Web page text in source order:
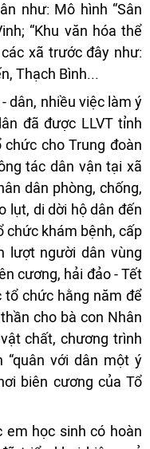
như: Mô hình “Sân
“Khu văn hóa thể
xã trước đây như:
Thạch Bình...
dân, nhiều việc làm ý
đã được LLVT tỉnh
cho Trung đoàn
tác dân vận tại xã
dân phòng, chống,
lụt, di dời hộ dân đến
chức khám bệnh, cấp
lượt người dân vùng
cương, hải đảo - Tết
tổ chức hằng năm để
cho bà con Nhân
chất, chương trình
với dân một ý
biên cương của Tổ
học sinh có hoàn